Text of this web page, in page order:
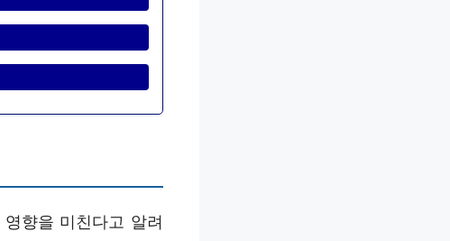
향을 미친다고 알려